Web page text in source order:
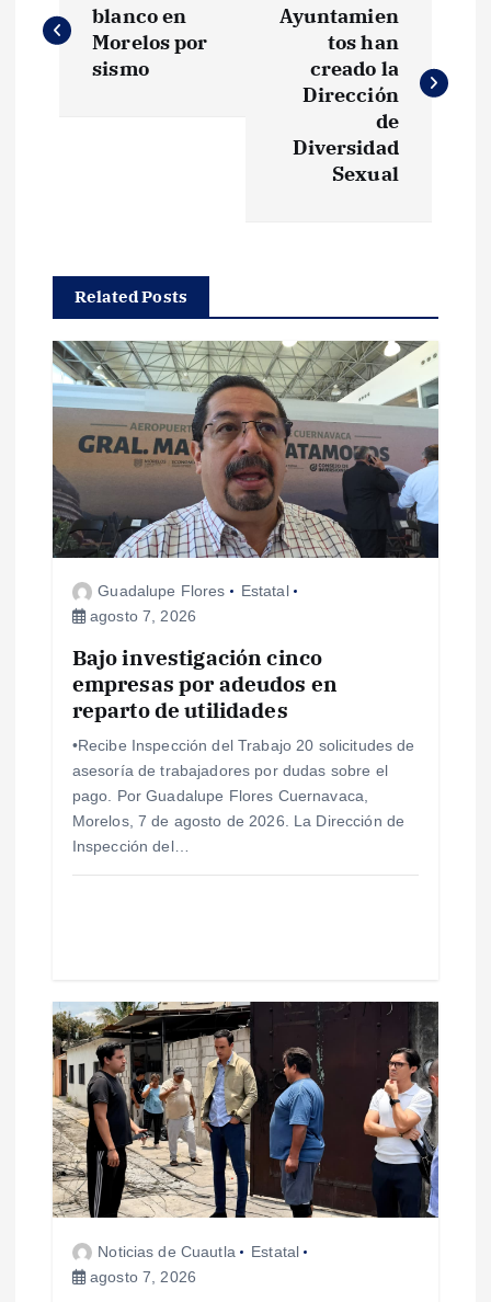
a
c
ó
n
d
e
s
blanco en
Morelos por
sismo
Ayuntamien
tos han
creado la
Dirección
de
Diversidad
Sexual
Related Posts
Guadalupe Flores
Estatal
agosto 7, 2026
Bajo investigación cinco
empresas por adeudos en
reparto de utilidades
•Recibe Inspección del Trabajo 20 solicitudes de
asesoría de trabajadores por dudas sobre el
pago. Por Guadalupe Flores Cuernavaca,
Morelos, 7 de agosto de 2026. La Dirección de
Inspección del…
Noticias de Cuautla
Estatal
agosto 7, 2026